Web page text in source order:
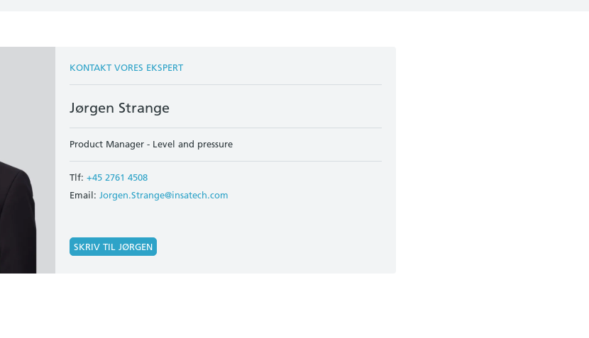
KONTAKT VORES EKSPERT
Jørgen Strange
Product Manager - Level and pressure
Tlf: +45 2761 4508
Email: Jorgen.Strange@insatech.com
SKRIV TIL JØRGEN